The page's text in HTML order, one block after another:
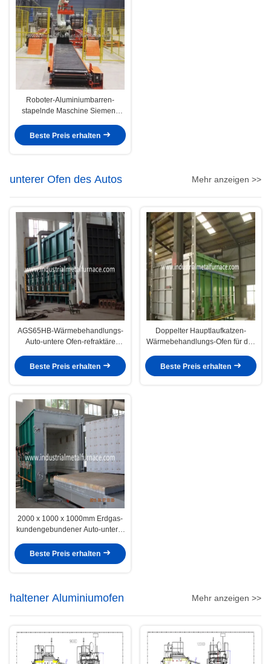
Roboter-Aluminiumbarren-
stapelnde Maschine Siemens
Beste Preis erhalten
unterer Ofen des Autos Mehr anzeigen >>
AGS65HB-Wärmebehandlungs-
Auto-untere Ofen-refraktäre
Beste Preis erhalten
Doppelter Hauptlaufkatzen-
Wärmebehandlungs-Ofen für das
Vorheizens
Beste Preis erhalten
2000 x 1000 x 1000mm Erdgas-
kundengebundener Auto-unterer
Beste Preis erhalten
haltener Aluminiumofen Mehr anzeigen >>